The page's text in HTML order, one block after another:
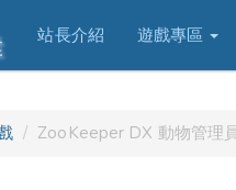
站長介紹 遊戲專區
ZooKeeper DX 動物管理